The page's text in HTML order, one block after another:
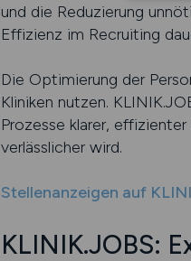
und die Reduzierung
Effizienz im Recruiting
Die Optimierung der
Kliniken nutzen.
Prozesse klarer,
verlässlicher wird.
Stellenanzeigen auf
KLINIK.JOBS: